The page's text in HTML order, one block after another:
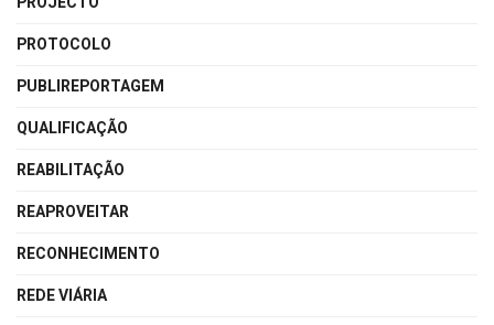
PROTOCOLO
PUBLIREPORTAGEM
QUALIFICAÇÃO
REABILITAÇÃO
REAPROVEITAR
RECONHECIMENTO
REDE VIÁRIA